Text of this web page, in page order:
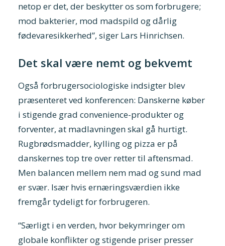
netop er det, der beskytter os som forbrugere;
mod bakterier, mod madspild og dårlig
fødevaresikkerhed”, siger Lars Hinrichsen.
Det skal være nemt og bekvemt
Også forbrugersociologiske indsigter blev
præsenteret ved konferencen: Danskerne køber
i stigende grad convenience-produkter og
forventer, at madlavningen skal gå hurtigt.
Rugbrødsmadder, kylling og pizza er på
danskernes top tre over retter til aftensmad.
Men balancen mellem nem mad og sund mad
er svær. Især hvis ernæringsværdien ikke
fremgår tydeligt for forbrugeren.
“Særligt i en verden, hvor bekymringer om
globale konflikter og stigende priser presser